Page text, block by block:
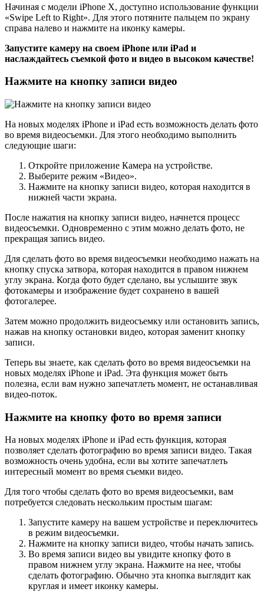
Начиная с модели iPhone X, доступно использование функции
«Swipe Left to Right». Для этого потяните пальцем по экрану
справа налево и нажмите на иконку камеры.
Запустите камеру на своем iPhone или iPad и
наслаждайтесь съемкой фото и видео в высоком качестве!
Нажмите на кнопку записи видео
На новых моделях iPhone и iPad есть возможность делать фото
во время видеосъемки. Для этого необходимо выполнить
следующие шаги:
Откройте приложение Камера на устройстве.
Выберите режим «Видео».
Нажмите на кнопку записи видео, которая находится в
нижней части экрана.
После нажатия на кнопку записи видео, начнется процесс
видеосъемки. Одновременно с этим можно делать фото, не
прекращая запись видео.
Для сделать фото во время видеосъемки необходимо нажать на
кнопку спуска затвора, которая находится в правом нижнем
углу экрана. Когда фото будет сделано, вы услышите звук
фотокамеры и изображение будет сохранено в вашей
фотогалерее.
Затем можно продолжить видеосъемку или остановить запись,
нажав на кнопку остановки видео, которая заменит кнопку
записи.
Теперь вы знаете, как сделать фото во время видеосъемки на
новых моделях iPhone и iPad. Эта функция может быть
полезна, если вам нужно запечатлеть момент, не останавливая
видео-поток.
Нажмите на кнопку фото во время записи
На новых моделях iPhone и iPad есть функция, которая
позволяет сделать фотографию во время записи видео. Такая
возможность очень удобна, если вы хотите запечатлеть
интересный момент во время съемки видео.
Для того чтобы сделать фото во время видеосъемки, вам
потребуется следовать нескольким простым шагам:
Запустите камеру на вашем устройстве и переключитесь
в режим видеосъемки.
Нажмите на кнопку записи видео, чтобы начать запись.
Во время записи видео вы увидите кнопку фото в
правом нижнем углу экрана. Нажмите на нее, чтобы
сделать фотографию. Обычно эта кнопка выглядит как
круглая и имеет иконку камеры.